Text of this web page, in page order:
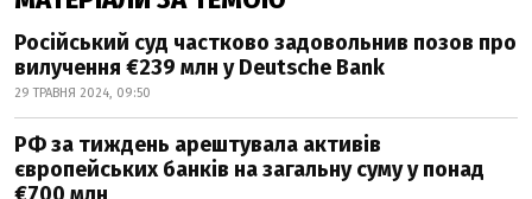
Російський суд частково задовольнив позов про
вилучення €239 млн у Deutsche Bank
29 ТРАВНЯ 2024, 09:50
РФ за тиждень арештувала активів
європейських банків на загальну суму у понад